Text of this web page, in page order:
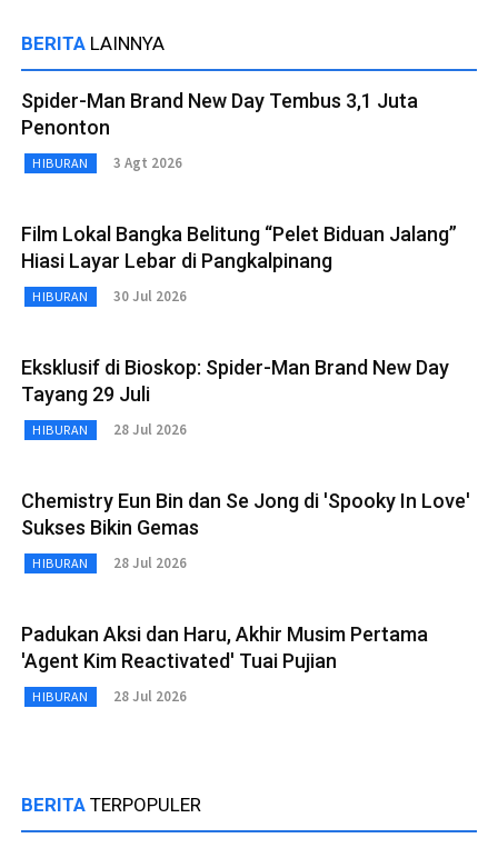
BERITA LAINNYA
Spider-Man Brand New Day Tembus 3,1 Juta
Penonton
HIBURAN 3 Agt 2026
Film Lokal Bangka Belitung “Pelet Biduan Jalang”
Hiasi Layar Lebar di Pangkalpinang
HIBURAN 30 Jul 2026
Eksklusif di Bioskop: Spider-Man Brand New Day
Tayang 29 Juli
HIBURAN 28 Jul 2026
Chemistry Eun Bin dan Se Jong di 'Spooky In Love'
Sukses Bikin Gemas
HIBURAN 28 Jul 2026
Padukan Aksi dan Haru, Akhir Musim Pertama
'Agent Kim Reactivated' Tuai Pujian
HIBURAN 28 Jul 2026
BERITA TERPOPULER